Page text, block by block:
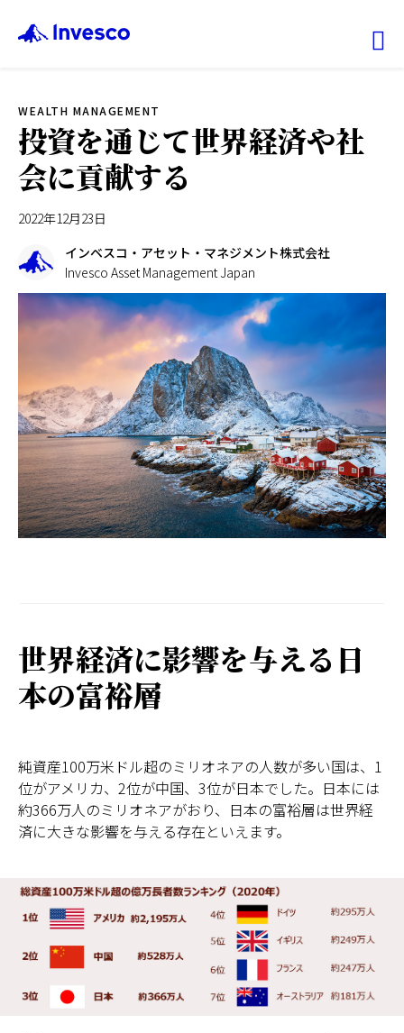
ファンド情報
マーケット情報
会社情報
機関投資家
日本
WEALTH MANAGEMENT
投資を通じて世界経済や社
会に貢献する
2022年12月23日
インベスコ・アセット・マネジメント株式会社
Invesco Asset Management Japan
世界経済に影響を与える日
本の富裕層
純資産100万米ドル超のミリオネアの人数が多い国は、1
位がアメリカ、2位が中国、3位が日本でした。日本には
約366万人のミリオネアがおり、日本の富裕層は世界経
済に大きな影響を与える存在といえます。